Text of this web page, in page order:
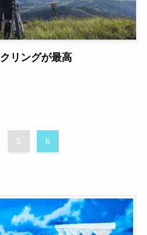
リングが最高
5 6